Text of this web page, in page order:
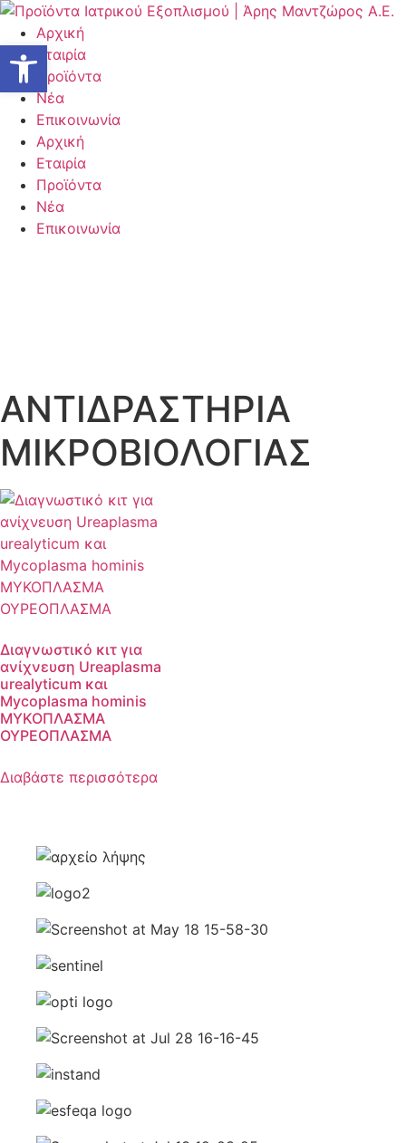
Μετάβαση
στο
περιεχόμενο
Αρχική
Εταιρία
Προϊόντα
Νέα
Επικοινωνία
Αρχική
Εταιρία
Προϊόντα
Νέα
Επικοινωνία
ΑΝΤΙΔΡΑΣΤΗΡΙΑ
ΜΙΚΡΟΒΙΟΛΟΓΙΑΣ
Διαγνωστικό κιτ για
ανίχνευση Ureaplasma
urealyticum και
Mycoplasma hominis
ΜΥΚΟΠΛΑΣΜΑ
ΟΥΡΕΟΠΛΑΣΜΑ
Διαβάστε περισσότερα
Ανοίξτε τη γραμμή εργαλείων